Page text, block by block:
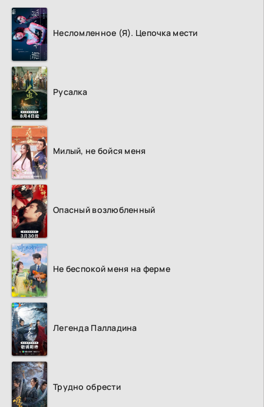
Несломленное (Я). Цепочка мести
Русалка
Милый, не бойся меня
Опасный возлюбленный
Не беспокой меня на ферме
Легенда Палладина
Трудно обрести